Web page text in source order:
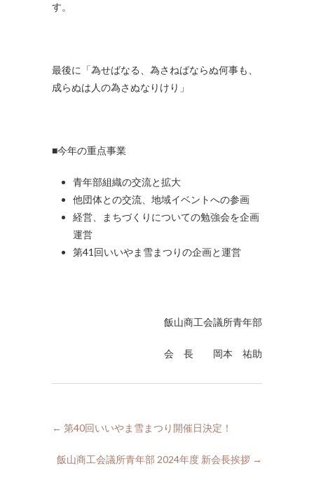
す。
最後に「為せばなる、為さねばならぬ何事も、
成らぬは人の為さぬなりけり」
■今年の重点事業
青年部組織の交流と拡大
他団体との交流、地域イベントへの参画
経営、まちづくりについての勉強会を企画
運営
第41回いいやま雪まつりの企画と運営
飯山商工会議所青年部
会 長 岡本 祐助
← 第40回いいやま雪まつり開催日決定！
飯山商工会議所青年部 2024年度 新会長挨拶 →